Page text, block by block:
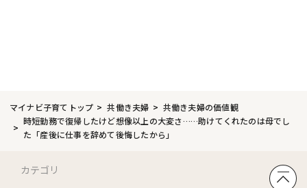
マイナビ子育てトップ 共働き夫婦
共働き夫婦の価値観
時短勤務で復帰したけど想像以上の大変さ……助けてくれたのは母でし
た「産後に仕事を辞めて後悔したから」
カテゴリ